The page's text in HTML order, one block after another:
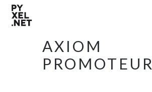
AXIOM
PROMOTEUR